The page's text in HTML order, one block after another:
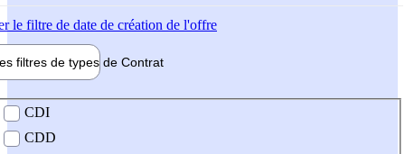
le filtre de date de création de l'offre
filtres de types de Contrat
contrat
CDI
CDD